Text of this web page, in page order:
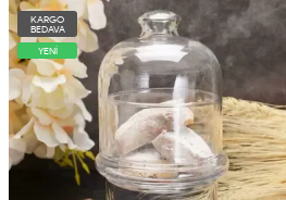
KARGO
BEDAVA
YENİ